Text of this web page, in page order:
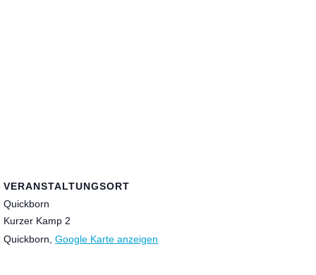
VERANSTALTUNGSORT
Quickborn
Kurzer Kamp 2
Quickborn Google Karte anzeigen